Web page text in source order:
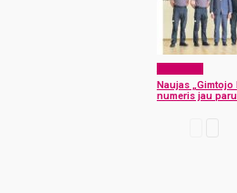
Naujas „Gimtojo
numeris jau